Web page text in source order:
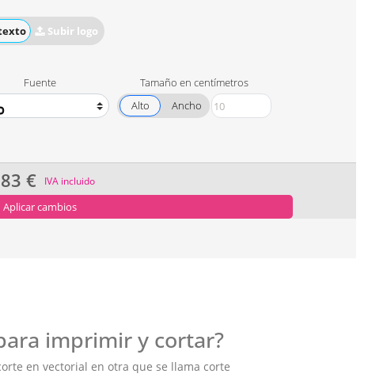
Subir logo
Fuente
Tamaño en centímetros
Alto
Ancho
€ IVA incluido
Aplicar cambios
imprimir y cortar?
en vectorial en otra que se llama corte